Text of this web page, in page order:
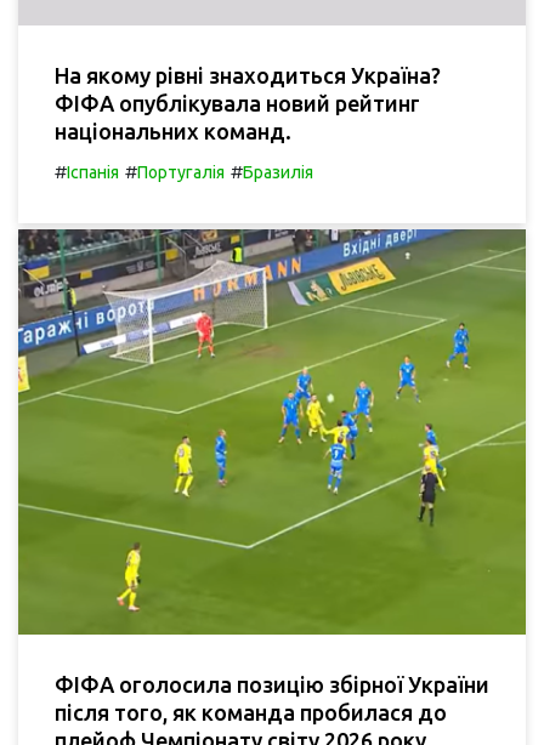
На якому рівні знаходиться Україна?
ФІФА опублікувала новий рейтинг
національних команд.
#Іспанія #Португалія #Бразилія
ФІФА оголосила позицію збірної України
після того, як команда пробилася до